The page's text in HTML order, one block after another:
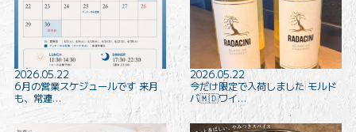
2026.05.22
6月の営業スケジュールです 来月
も、常連…
2026.05.22
今だけ限定で入荷しました モルド
バ🇲🇩ワイ…